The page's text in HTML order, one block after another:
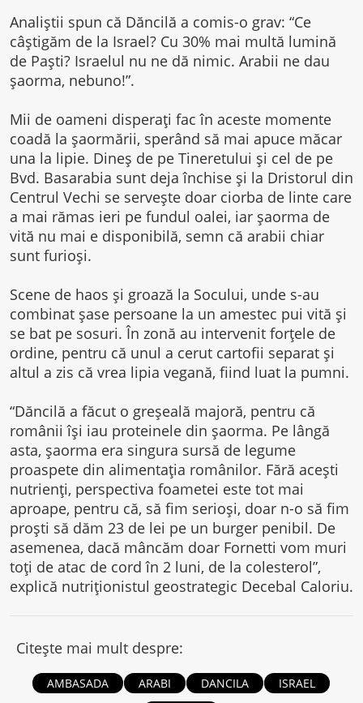
Analiştii spun că Dăncilă a comis-o grav: “Ce
câştigăm de la Israel? Cu 30% mai multă lumină
de Paşti? Israelul nu ne dă nimic. Arabii ne dau
şaorma, nebuno!”.
Mii de oameni disperaţi fac în aceste momente
coadă la şaormării, sperând să mai apuce măcar
una la lipie. Dineş de pe Tineretului şi cel de pe
Bvd. Basarabia sunt deja închise şi la Dristorul din
Centrul Vechi se serveşte doar ciorba de linte care
a mai rămas ieri pe fundul oalei, iar şaorma de
vită nu mai e disponibilă, semn că arabii chiar
sunt furioşi.
Scene de haos şi groază la Socului, unde s-au
combinat şase persoane la un amestec pui vită şi
se bat pe sosuri. În zonă au intervenit forţele de
ordine, pentru că unul a cerut cartofii separat şi
altul a zis că vrea lipia vegană, fiind luat la pumni.
“Dăncilă a făcut o greşeală majoră, pentru că
românii îşi iau proteinele din şaorma. Pe lângă
asta, şaorma era singura sursă de legume
proaspete din alimentaţia românilor. Fără aceşti
nutrienţi, perspectiva foametei este tot mai
aproape, pentru că, să fim serioşi, doar n-o să fim
proşti să dăm 23 de lei pe un burger penibil. De
asemenea, dacă mâncăm doar Fornetti vom muri
toţi de atac de cord în 2 luni, de la colesterol”,
explică nutriţionistul geostrategic Decebal Caloriu.
Citește mai mult despre:
AMBASADA ARABI DANCILA
ISRAEL